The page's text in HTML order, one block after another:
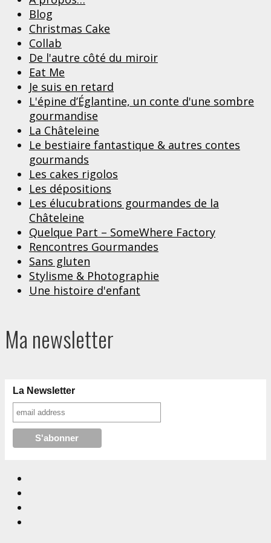
Blog
Christmas Cake
Collab
De l'autre côté du miroir
Eat Me
Je suis en retard
L'épine d’Églantine, un conte d'une sombre
gourmandise
La Châteleine
Le bestiaire fantastique & autres contes
gourmands
Les cakes rigolos
Les dépositions
Les élucubrations gourmandes de la
Châteleine
Quelque Part – SomeWhere Factory
Rencontres Gourmandes
Sans gluten
Stylisme & Photographie
Une histoire d'enfant
Ma newsletter
La Newsletter